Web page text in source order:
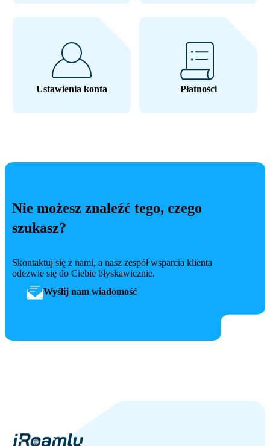
Ustawienia konta Płatności
Nie możesz znaleźć tego, czego
szukasz?
Skontaktuj się z nami, a nasz zespół wsparcia klienta
odezwie się do Ciebie błyskawicznie.
Wyślij nam wiadomość